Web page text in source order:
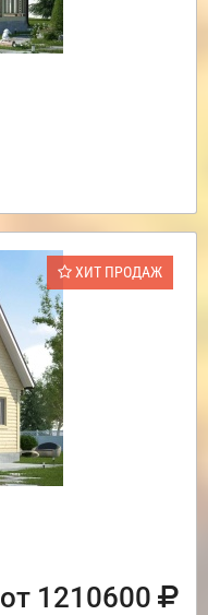
ХИТ ПРОДАЖ
от 1210600